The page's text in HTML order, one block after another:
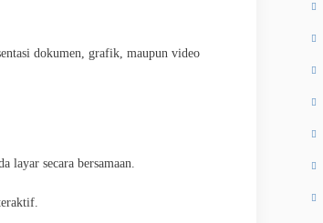
dokumen, grafik, maupun video
layar secara bersamaan.